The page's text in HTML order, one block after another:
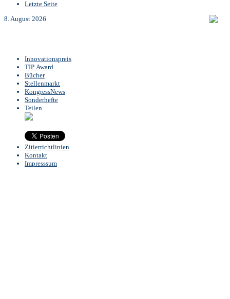
Letzte Seite
8. August 2026
Innovationspreis
TIP Award
Bücher
Stellenmarkt
KongressNews
Sonderhefte
Teilen
Zitierrichtlinien
Kontakt
Impresssum